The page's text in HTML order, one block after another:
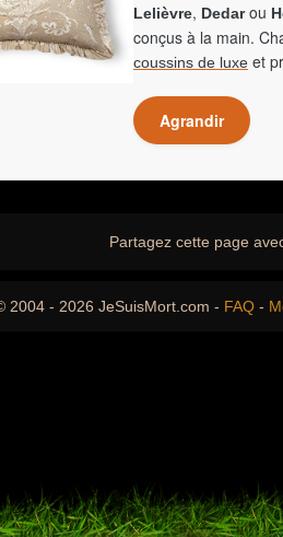
Lelièvre, Dedarou
conçus à la main.
coussins de luxe et
Agrandir
Partagez cette page
2004 - 2026 JeSuisMort.com - FAQ -